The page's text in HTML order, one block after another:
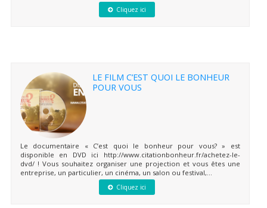
Cliquez ici
LE FILM C’EST QUOI LE BONHEUR
POUR VOUS
Le documentaire « C’est quoi le bonheur pour vous? » est
disponible en DVD ici http://www.citationbonheur.fr/achetez-le-
dvd/ ! Vous souhaitez organiser une projection et vous êtes une
entreprise, un particulier, un cinéma, un salon ou festival,...
Cliquez ici